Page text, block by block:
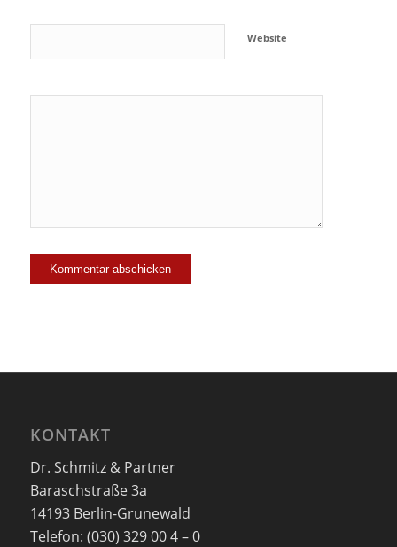
Website
KONTAKT
Dr. Schmitz & Partner
Baraschstraße 3a
14193 Berlin-Grunewald
Telefon: (030) 329 00 4 – 0